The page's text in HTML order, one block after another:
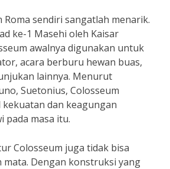
Roma sendiri sangatlah menarik.
ke-1 Masehi oleh Kaisar
awalnya digunakan untuk
acara berburu hewan buas,
lainnya. Menurut
Suetonius, Colosseum
dan keagungan
pada masa itu.
Colosseum juga tidak bisa
mata. Dengan konstruksi yang